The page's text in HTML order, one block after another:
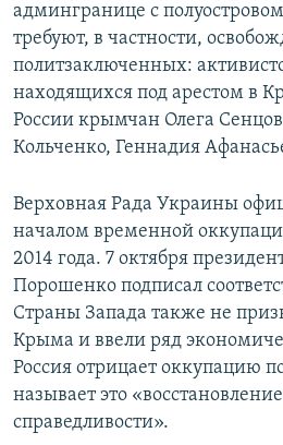
админгранице с
требуют, в частности,
политзаключенных:
находящихся под арестом в
России крымчан Олега
Кольченко, Геннадия
Верховная Рада Украины
началом временной
2014 года. 7 октября
Порошенко подписал
Страны Запада также не
Крыма и ввели ряд
Россия отрицает оккупацию
называет это
справедливости».